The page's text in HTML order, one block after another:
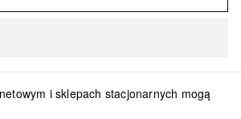
i sklepach stacjonarnych mogą